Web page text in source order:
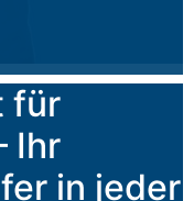
für
Ihr
in jeder